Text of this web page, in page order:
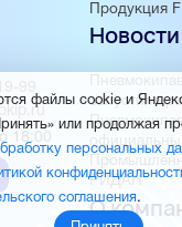
Продукция
Новости
запустила
РИДАН
О
99
18:00
файлы cookie и
или продолжая
персональных
соглашения.